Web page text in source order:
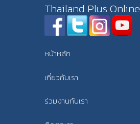
Thailand Plus Online
หน้าหลัก
เกี่ยวกับเรา
ร่วมงานกับเรา